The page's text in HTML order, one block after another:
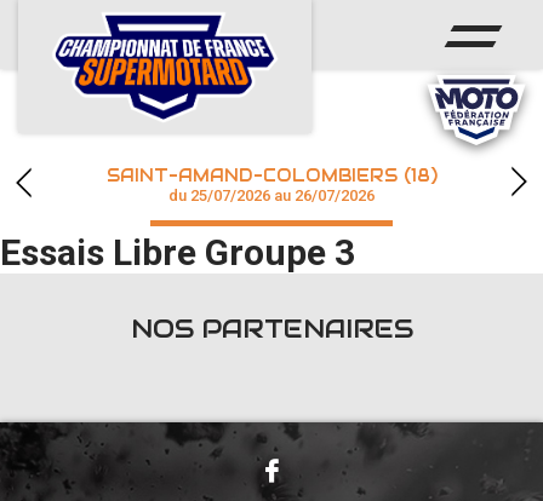
ACCUEIL
ACTUS
CALENDRIER
CHAMPIONNAT
RÉSULTATS
SAINT-AMAND-COLOMBIERS (18)
du 25/07/2026 au 26/07/2026
Essais Libre Groupe 3
NOS PARTENAIRES